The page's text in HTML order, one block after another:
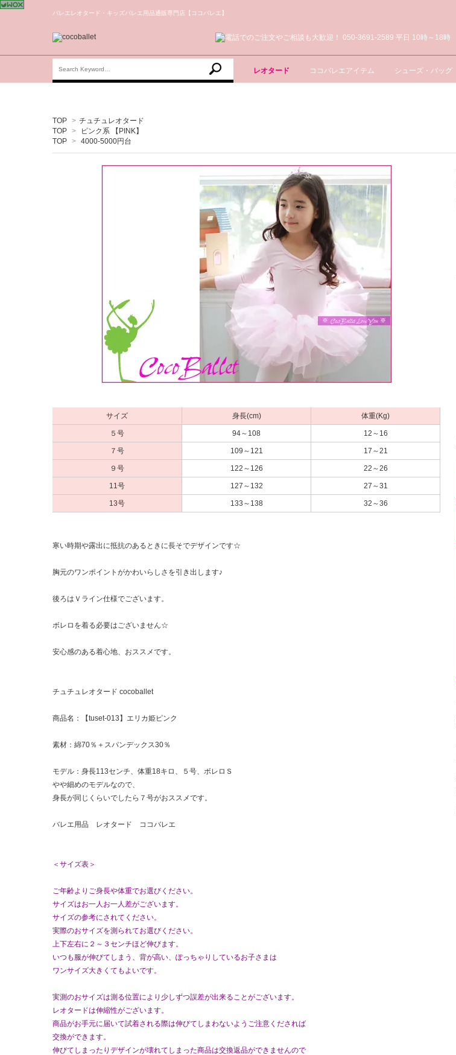
バレエレオタード・キッズバレエ用品通販専門店【ココバレエ】
レオタード ココバレエアイテム シューズ・バッグ
TOP > チュチュレオタード
TOP >
ピンク系 【PINK】
TOP > 4000-5000円台
サイズ 身長(cm) 体重(Kg)
５号 94～108 12～16
７号 109～121 17～21
９号 122～126 22～26
11号 127～132 27～31
13号 133～138 32～36
寒い時期や露出に抵抗のあるときに長そでデザインです☆
胸元のワンポイントがかわいらしさを引き出します♪
後ろはＶライン仕様でございます。
ボレロを着る必要はございません☆
安心感のある着心地、おススメです。
チュチュレオタード cocoballet
商品名：【tuset-013】エリカ姫ピンク
素材：綿70％＋スパンデックス30％
モデル：身長113センチ、体重18キロ、５号、ボレロＳ
やや細めのモデルなので、
身長が同じくらいでしたら７号がおススメです。
バレエ用品 レオタード ココバレエ
＜サイズ表＞
ご年齢よりご身長や体重でお選びください。
サイズはお一人お一人差がございます。
サイズの参考にされてください。
実際のおサイズを測られてお選びください。
上下左右に２～３センチほど伸びます。
いつも服が伸びてしまう、背が高い、ぽっちゃりしているお子さまは
ワンサイズ大きくてもよいです。
実測のおサイズは測る位置により少しずつ誤差が出来ることがございます。
レオタードは伸縮性がございます。
商品がお手元に届いて試着される際は伸びてしまわないようご注意くだされば
交換ができます。
伸びてしまったりデザインが壊れてしまった商品は交換返品ができませんので